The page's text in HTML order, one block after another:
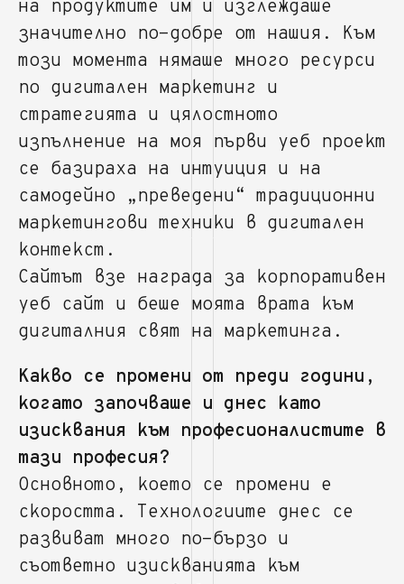
на продуктите им и изглеждаше
значително по-добре от нашия. Към
този момента нямаше много ресурси
по дигитален маркетинг и
стратегията и цялостното
изпълнение на моя първи уеб проект
се базираха на интуиция и на
самодейно „преведени“ традиционни
маркетингови техники в дигитален
контекст.
Сайтът взе награда за корпоративен
уеб сайт и беше моята врата към
дигиталния свят на маркетинга.
Какво се промени от преди години,
когато започваше и днес като
изисквания към професионалистите в
тази професия?
Основното, което се промени е
скоростта. Технологиите днес се
развиват много по-бързо и
съответно изискванията към